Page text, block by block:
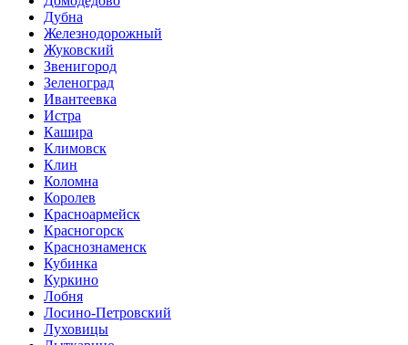
Дубна
Железнодорожный
Жуковский
Звенигород
Зеленоград
Ивантеевка
Истра
Кашира
Климовск
Клин
Коломна
Королев
Красноармейск
Красногорск
Краснознаменск
Кубинка
Куркино
Лобня
Лосино-Петровский
Луховицы